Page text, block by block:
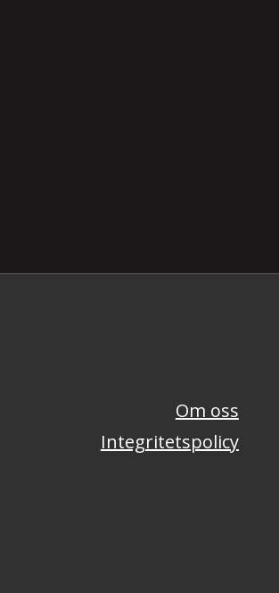
Om oss
Integritetspolicy